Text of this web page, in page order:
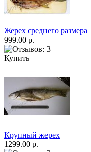
Жерех среднего размера
999.00 р.
Купить
Крупный жерех
1299.00 р.